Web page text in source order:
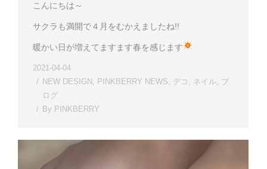
こんにちは～
サクラも満開で４月をむかえましたね!!
暖かい日が増えてますます春を感じます
2021-04-04
NEW DESIGN , PINKBERRY NEWS, デコ , ネイル, ブ
ログ
By PINKBERRY